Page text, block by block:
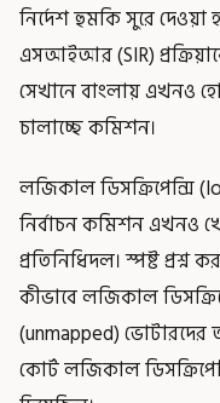
নির্দেশ হুমকি সুরে দেওয়া
এসআইআর (SIR)
সেখানে বাংলায় এখনও
চালাচ্ছে কমিশন।
লজিকাল ডিসক্রিপেন্সি
নির্বাচন কমিশন এখনও
প্রতিনিধিদল। স্পষ্ট প্রশ্ন
কীভাবে লজিকাল
(unmapped) ভোটারদের
কোর্ট লজিকাল